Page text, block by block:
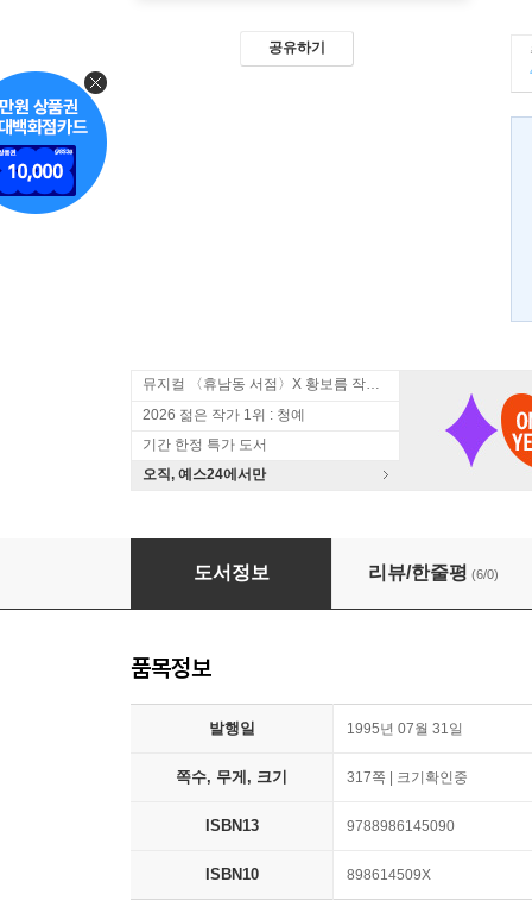
공유하기
뮤지컬 〈휴남동 서점〉X 황보름 작가 북토크
2026 젊은 작가 1위 : 청예
기간 한정 특가 도서
오직, 예스24에서만
가즈오의 나라 1
도서정보 리뷰/한줄평 (6/0)
품목정보
발행일 1995년 07월 31일
쪽수, 무게, 크기 317쪽 | 크기확인중
ISBN13 9788986145090
ISBN10 898614509X